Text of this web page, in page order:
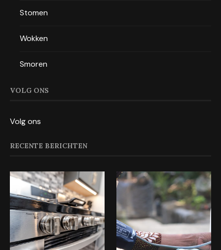
Stomen
Wokken
Smoren
VOLG ONS
Volg ons
RECENTE BERICHTEN